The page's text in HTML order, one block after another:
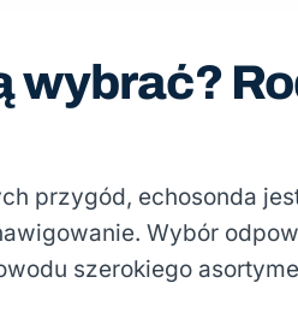
wybrać?
przygód, echosonda
Wybór
szerokiego